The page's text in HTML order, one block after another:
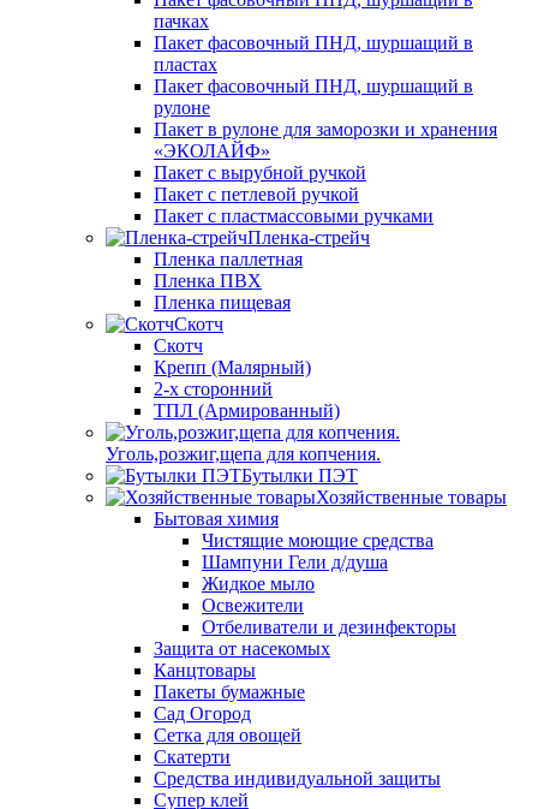
пачках
Пакет фасовочный ПНД, шуршащий в
пластах
Пакет фасовочный ПНД, шуршащий в
рулоне
Пакет в рулоне для заморозки и хранения
«ЭКОЛАЙФ»
Пакет с вырубной ручкой
Пакет с петлевой ручкой
Пакет с пластмассовыми ручками
Пленка-стрейч
Пленка паллетная
Пленка ПВХ
Пленка пищевая
Скотч
Скотч
Крепп (Малярный)
2-х сторонний
ТПЛ (Армированный)
Уголь,розжиг,щепа для копчения.
Бутылки ПЭТ
Хозяйственные товары
Бытовая химия
Чистящие моющие средства
Шампуни Гели д/душа
Жидкое мыло
Освежители
Отбеливатели и дезинфекторы
Защита от насекомых
Канцтовары
Пакеты бумажные
Сад Огород
Сетка для овощей
Скатерти
Средства индивидуальной защиты
Супер клей